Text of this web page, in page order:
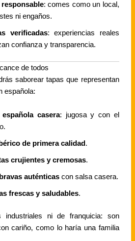
: comes como un local,
ni engaños.
verificadas: experiencias reales
confianza y transparencia.
de todos
saborear tapas que representan
española:
casera: jugosa y con el
de primera calidad .
crujientes y cremosas.
auténticas con salsa casera.
frescas y saludables.
ni de franquicia: son
cariño, como lo haría una familia